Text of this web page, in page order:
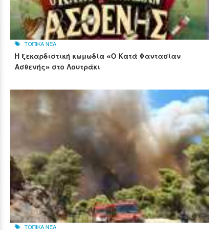
ΤΟΠΙΚΑ ΝΕΑ
Η ξεκαρδιστική κωμωδία «Ο Κατά Φαντασίαν
Ασθενής» στο Λουτράκι
ΤΟΠΙΚΑ ΝΕΑ